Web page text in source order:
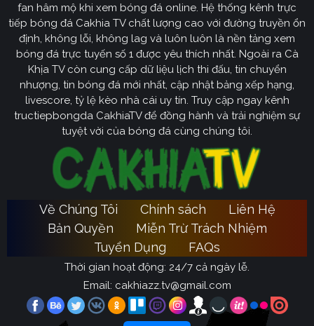
fan hâm mộ khi xem bóng đá online. Hệ thống kênh trực
tiếp bóng đá Cakhia TV chất lượng cao với đường truyền ổn
định, không lỗi, không lag và luôn luôn là nền tảng xem
bóng đá trực tuyến số 1 được yêu thích nhất. Ngoài ra Cà
Khịa TV còn cung cấp dữ liệu lịch thi đấu, tin chuyển
nhượng, tin bóng đá mới nhất, cập nhật bảng xếp hạng,
livescore, tỷ lệ kèo nhà cái uy tín. Truy cập ngay kênh
tructiepbongda CakhiaTV để đồng hành và trải nghiệm sự
tuyệt vời của bóng đá cùng chúng tôi.
Về Chúng Tôi Chính sách
Liên Hệ
Bản Quyền
Miễn Trừ Trách Nhiệm
Tuyển Dụng
FAQs
Thời gian hoạt động: 24/7 cả ngày lễ.
Email: cakhiazz.tv@gmail.com